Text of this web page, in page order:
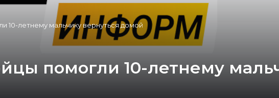
10-летнему мальчику вернуться домой
помогли 10-летнему